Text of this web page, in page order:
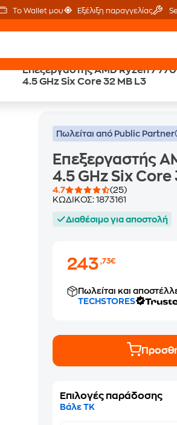
Το Wallet μου Εξέλιξη παραγγελίας
Επεξεργαστής AMD Ryzen 7
4.5 GHz Six Core 32 MB L3
4.5 GHz Six Core 32 MB L3
Πωλείται από Public Partner
Επεξεργαστής
4.5 GHz Six Core
4.7
(25)
ΚΩΔΙΚΟΣ:1873161
Διαθέσιμο για αποστολή
243,73€
Πωλείται και
TECHSTORES
Επιλογές παράδοσης
Βάλε ΤΚ